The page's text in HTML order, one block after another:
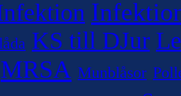
KS till DJur
MRSA Munblåsor